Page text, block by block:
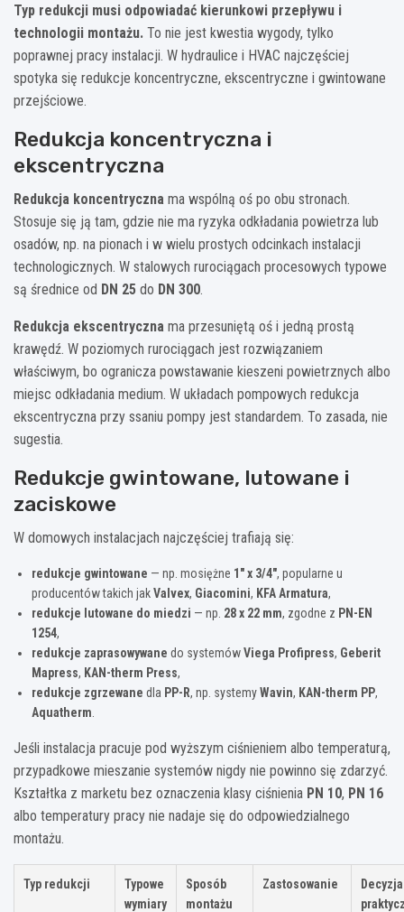
Typ redukcji musi odpowiadać kierunkowi przepływu i
technologii montażu. To nie jest kwestia wygody, tylko
poprawnej pracy instalacji. W hydraulice i HVAC najczęściej
spotyka się redukcje koncentryczne, ekscentryczne i gwintowane
przejściowe.
Redukcja koncentryczna i
ekscentryczna
Redukcja koncentryczna ma wspólną oś po obu stronach.
Stosuje się ją tam, gdzie nie ma ryzyka odkładania powietrza lub
osadów, np. na pionach i w wielu prostych odcinkach instalacji
technologicznych. W stalowych rurociągach procesowych typowe
są średnice od DN 25 do DN 300.
Redukcja ekscentryczna ma przesuniętą oś i jedną prostą
krawędź. W poziomych rurociągach jest rozwiązaniem
właściwym, bo ogranicza powstawanie kieszeni powietrznych albo
miejsc odkładania medium. W układach pompowych redukcja
ekscentryczna przy ssaniu pompy jest standardem. To zasada, nie
sugestia.
Redukcje gwintowane, lutowane i
zaciskowe
W domowych instalacjach najczęściej trafiają się:
redukcje gwintowane — np. mosiężne 1″ x 3/4″, popularne u
producentów takich jakValvex, Giacomini, KFA Armatura,
redukcje lutowane do miedzi — np. 28 x 22 mm, zgodne z PN-EN
1254,
redukcje zaprasowywane do systemówViega Profipress, Geberit
Mapress, KAN-therm Press,
redukcje zgrzewane dla PP-R, np. systemyWavin, KAN-therm PP,
Aquatherm
Jeśli instalacja pracuje pod wyższym ciśnieniem albo temperaturą,
przypadkowe mieszanie systemów nigdy nie powinno się zdarzyć.
Kształtka z marketu bez oznaczenia klasy ciśnienia PN 10, PN 16
albo temperatury pracy nie nadaje się do odpowiedzialnego
montażu.
Typ redukcji
Typowe
wymiary
Sposób
montażu
Zastosowanie
Decyzja